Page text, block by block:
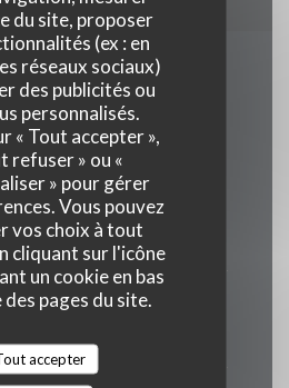
du site, proposer
(ex : en
réseaux sociaux)
des publicités ou
personnalisés.
« Tout accepter »,
refuser » ou «
» pour gérer
Vous pouvez
vos choix à tout
cliquant sur l'icône
un cookie en bas
des pages du site.
accepter
Lun-Mar
Fermé
Mer -Ven